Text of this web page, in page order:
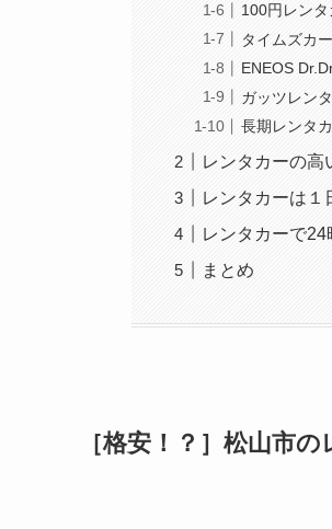
100円レン
タイムズカ
ENEOS
ガッツレン
長期レンタ
レンタカーの高
レンタカーは１
レンタカーで24
まとめ
［格安！？］松山市